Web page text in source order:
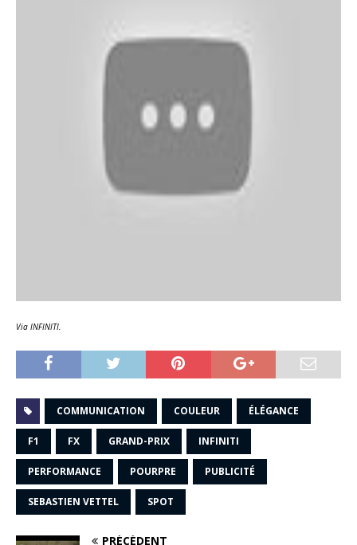
Via INFINITI.
COMMUNICATION COULEUR ÉLÉGANCE
F1 FX GRAND-PRIX INFINITI
PERFORMANCE POURPRE PUBLICITÉ
SEBASTIEN VETTEL SPOT
PRÉCÉDENT